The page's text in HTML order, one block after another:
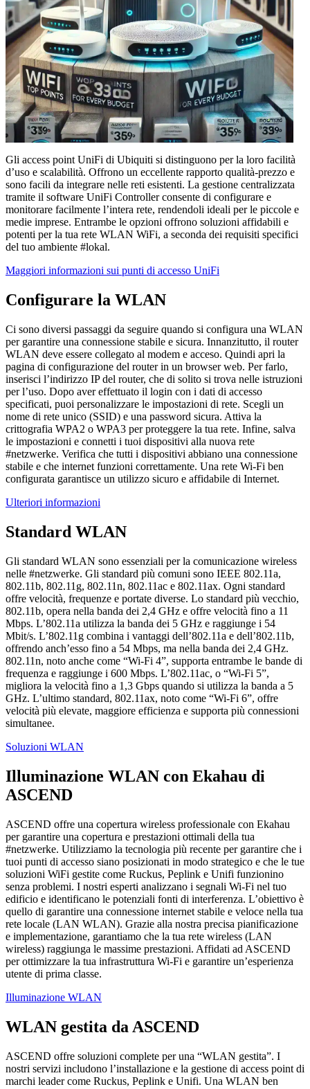
Gli access point UniFi di Ubiquiti si distinguono per la loro facilità
d’uso e scalabilità. Offrono un eccellente rapporto qualità-prezzo e
sono facili da integrare nelle reti esistenti. La gestione centralizzata
tramite il software UniFi Controller consente di configurare e
monitorare facilmente l’intera rete, rendendoli ideali per le piccole e
medie imprese. Entrambe le opzioni offrono soluzioni affidabili e
potenti per la tua rete WLAN WiFi, a seconda dei requisiti specifici
del tuo ambiente #lokal.
Maggiori informazioni sui punti di accesso UniFi
Configurare la WLAN
Ci sono diversi passaggi da seguire quando si configura una WLAN
per garantire una connessione stabile e sicura. Innanzitutto, il router
WLAN deve essere collegato al modem e acceso. Quindi apri la
pagina di configurazione del router in un browser web. Per farlo,
inserisci l’indirizzo IP del router, che di solito si trova nelle istruzioni
per l’uso. Dopo aver effettuato il login con i dati di accesso
specificati, puoi personalizzare le impostazioni di rete. Scegli un
nome di rete unico (SSID) e una password sicura. Attiva la
crittografia WPA2 o WPA3 per proteggere la tua rete. Infine, salva
le impostazioni e connetti i tuoi dispositivi alla nuova rete
#netzwerke. Verifica che tutti i dispositivi abbiano una connessione
stabile e che internet funzioni correttamente. Una rete Wi-Fi ben
configurata garantisce un utilizzo sicuro e affidabile di Internet.
Ulteriori informazioni
Standard WLAN
Gli standard WLAN sono essenziali per la comunicazione wireless
nelle #netzwerke. Gli standard più comuni sono IEEE 802.11a,
802.11b, 802.11g, 802.11n, 802.11ac e 802.11ax. Ogni standard
offre velocità, frequenze e portate diverse. Lo standard più vecchio,
802.11b, opera nella banda dei 2,4 GHz e offre velocità fino a 11
Mbps. L’802.11a utilizza la banda dei 5 GHz e raggiunge i 54
Mbit/s. L’802.11g combina i vantaggi dell’802.11a e dell’802.11b,
offrendo anch’esso fino a 54 Mbps, ma nella banda dei 2,4 GHz.
802.11n, noto anche come “Wi-Fi 4”, supporta entrambe le bande di
frequenza e raggiunge i 600 Mbps. L’802.11ac, o “Wi-Fi 5”,
migliora la velocità fino a 1,3 Gbps quando si utilizza la banda a 5
GHz. L’ultimo standard, 802.11ax, noto come “Wi-Fi 6”, offre
velocità più elevate, maggiore efficienza e supporta più connessioni
simultanee.
Soluzioni WLAN
Illuminazione WLAN con Ekahau di
ASCEND
ASCEND offre una copertura wireless professionale con Ekahau
per garantire una copertura e prestazioni ottimali della tua
#netzwerke. Utilizziamo la tecnologia più recente per garantire che i
tuoi punti di accesso siano posizionati in modo strategico e che le tue
soluzioni WiFi gestite come Ruckus, Peplink e Unifi funzionino
senza problemi. I nostri esperti analizzano i segnali Wi-Fi nel tuo
edificio e identificano le potenziali fonti di interferenza. L’obiettivo è
quello di garantire una connessione internet stabile e veloce nella tua
rete locale (LAN WLAN). Grazie alla nostra precisa pianificazione
e implementazione, garantiamo che la tua rete wireless (LAN
wireless) raggiunga le massime prestazioni. Affidati ad ASCEND
per ottimizzare la tua infrastruttura Wi-Fi e garantire un’esperienza
utente di prima classe.
Illuminazione WLAN
WLAN gestita da ASCEND
ASCEND offre soluzioni complete per una “WLAN gestita”. I
nostri servizi includono l’installazione e la gestione di access point di
marchi leader come Ruckus, Peplink e Unifi. Una WLAN ben